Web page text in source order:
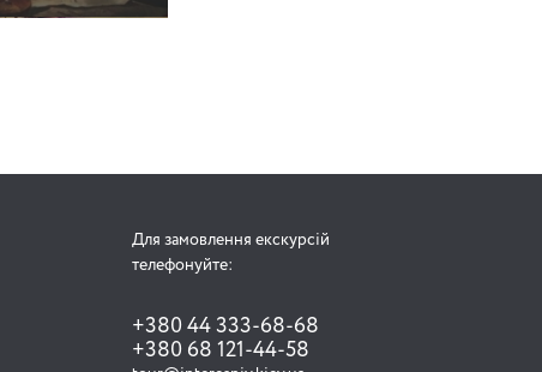
Для замовлення екскурсій
телефонуйте:
+380 44 333-68-68
+380 68 121-44-58